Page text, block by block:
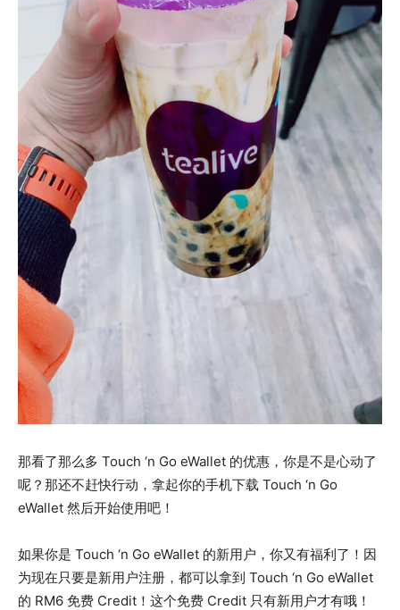
那看了那么多 Touch ‘n Go eWallet 的优惠，你是不是心动了
呢？那还不赶快行动，拿起你的手机下载 Touch ‘n Go
eWallet 然后开始使用吧！
如果你是 Touch ‘n Go eWallet 的新用户，你又有福利了！因
为现在只要是新用户注册，都可以拿到 Touch ‘n Go eWallet
的 RM6 免费 Credit！这个免费 Credit 只有新用户才有哦！